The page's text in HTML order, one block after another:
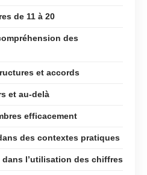
de 11 à 20
des
et accords
et au-delà
efficacement
des contextes pratiques
l’utilisation des chiffres